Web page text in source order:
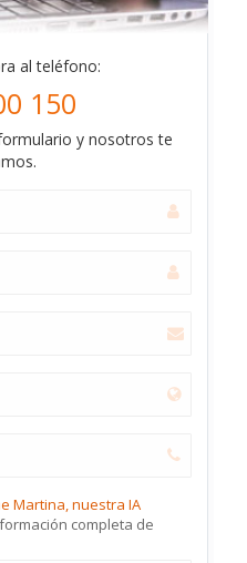
al teléfono:
150
y nosotros te
Martina, nuestra IA
completa de